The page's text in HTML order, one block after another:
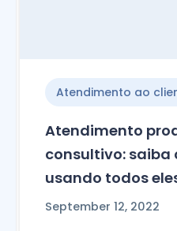
Atendimento ao
Atendimento
consultivo: saiba
usando todos
September 12, 2022